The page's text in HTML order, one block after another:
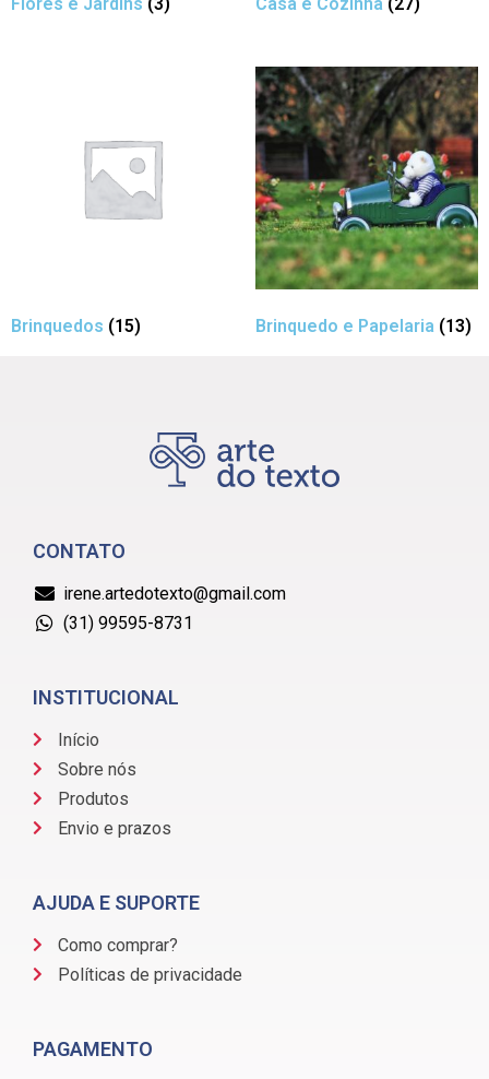
Brinquedos (15) Brinquedo e Papelaria (13)
CONTATO
irene.artedotexto@gmail.com
(31) 99595-8731
INSTITUCIONAL
Início
Sobre nós
Produtos
Envio e prazos
AJUDA E SUPORTE
Como comprar?
Políticas de privacidade
PAGAMENTO